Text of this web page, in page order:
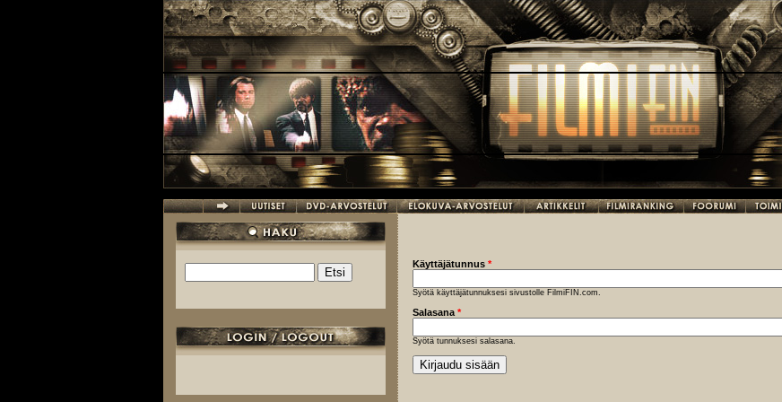
Hakulomake
Käyttäjätunnus *
Syötä käyttäjätunnuksesi sivustolle FilmiFIN.com.
Salasana *
Syötä tunnuksesi salasana.